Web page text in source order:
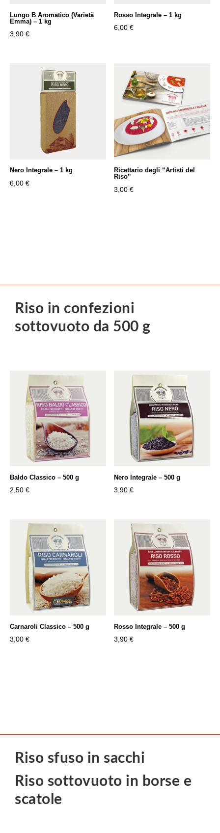
Lungo B Aromatico (Varietà
Emma) – 1 kg
3,90 €
Rosso Integrale – 1 kg
6,00€
Nero Integrale – 1 kg
6,00 €
Ricettario degli “Artisti del
Riso”
3,00€
Riso in confezioni
sottovuoto da 500 g
Baldo Classico – 500 g
2,50 €
Nero Integrale – 500 g
3,90€
Carnaroli Classico – 500 g
3,00 €
Rosso Integrale – 500 g
3,90€
Riso sfuso in sacchi
Riso sottovuoto in borse e
scatole